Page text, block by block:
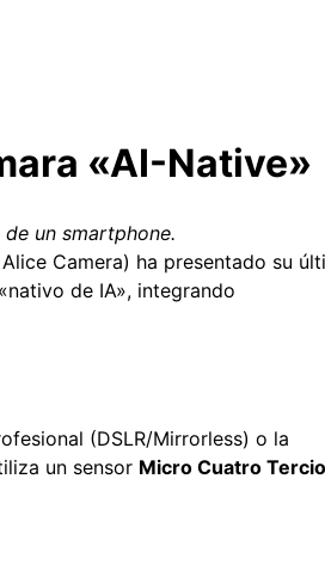
«AI-Native»
un smartphone.
Camera) ha presentado su
de IA», integrando
(DSLR/Mirrorless) o la
un sensor Micro Cuatro